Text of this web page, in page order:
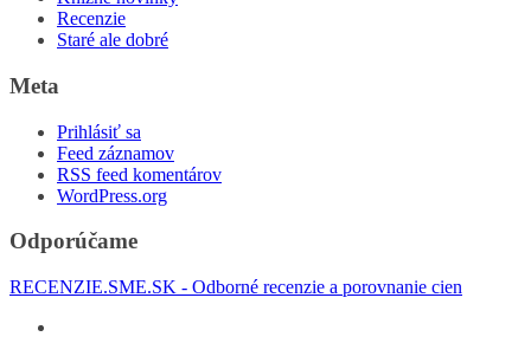
Recenzie
Staré ale dobré
Meta
Prihlásiť sa
Feed záznamov
RSS feed komentárov
WordPress.org
Odporúčame
RECENZIE.SME.SK - Odborné recenzie a porovnanie cien